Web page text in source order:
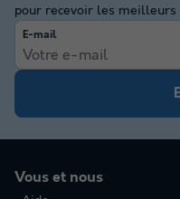
pour recevoir les meilleurs
E-mail
Vous et nous